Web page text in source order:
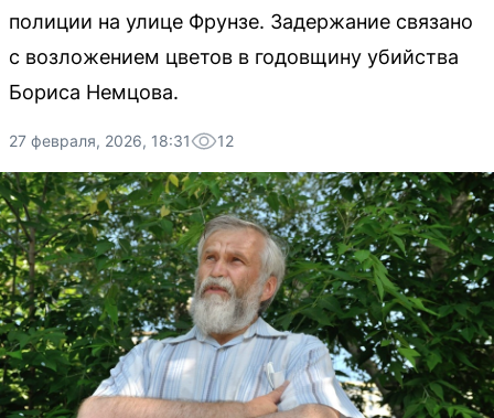
полиции на улице Фрунзе. Задержание связано
с возложением цветов в годовщину убийства
Бориса Немцова.
27 февраля, 2026, 18:31 12